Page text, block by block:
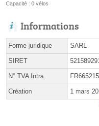
Capacité : 0 vélos
Informations
Forme juridique SARL
SIRET
N° TVA Intra.
Création 1 mars